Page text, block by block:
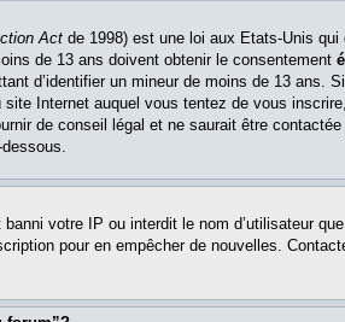
Act de 1998) est une loi aux Etats-Unis
de 13 ans doivent obtenir le consentement
d’identifier un mineur de moins de 13 ans.
Internet auquel vous tentez de vous
de conseil légal et ne saurait être
votre IP ou interdit le nom d’utilisateur
pour en empêcher de nouvelles.